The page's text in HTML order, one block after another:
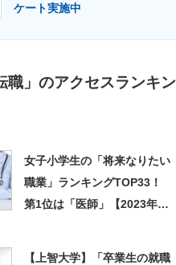
ケート実施中
職」のアクセスランキン
女子小学生の「将来なりたい
職業」ランキングTOP33！
第1位は「医師」【2023年最
【上智大学】「卒業生の就職